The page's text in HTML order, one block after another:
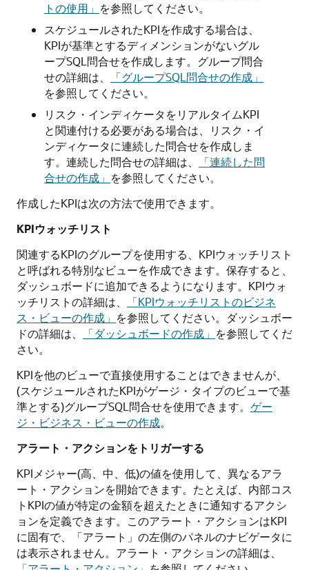
トの使用」 を参照してください。
スケジュールされたKPIを作成する場合は、
KPIが基準とするディメンションがないグル
ープSQL問合せを作成します。グループ問合
せの詳細は、
「グループSQL問合せの作成」
を参照してください。
リスク・インディケータをリアルタイムKPI
と関連付ける必要がある場合は、リスク・イ
ンディケータに連続した問合せを作成しま
す。連続した問合せの詳細は、
「連続した問
合せの作成」 を参照してください。
作成したKPIは次の方法で使用できます。
KPIウォッチリスト
関連するKPIのグループを使用する、KPIウォッチリスト
と呼ばれる特別なビューを作成できます。保存すると、
ダッシュボードに追加できるようになります。KPIウォ
ッチリストの詳細は、
「KPIウォッチリストのビジネ
ス・ビューの作成」 を参照してください。ダッシュボー
ドの詳細は、
「ダッシュボードの作成」 を参照してくだ
さい。
KPIを他のビューで直接使用することはできませんが、
(スケジュールされたKPIがゲージ・タイプのビューで基
準とする)グループSQL問合せを使用できます。 ゲー
ジ・ビジネス・ビューの作成。
アラート・アクションをトリガーする
KPIメジャー(高、中、低)の値を使用して、異なるアラ
ート・アクションを開始できます。たとえば、内部コス
トKPIの値が特定の金額を超えたときに通知するアクシ
ョンを定義できます。このアラート・アクションはKPI
に固有で、「アラート」の左側のパネルのナビゲータに
は表示されません。アラート・アクションの詳細は、